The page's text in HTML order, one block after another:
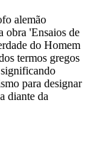
alemão
obra 'Ensaios de
do Homem
termos gregos
para designar
diante da